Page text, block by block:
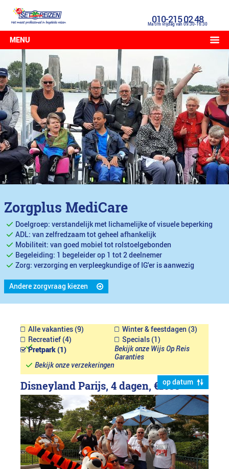
010-215 02 48
Ma t/m vrijdag van 09:30-16:30
MENU
Zorgplus MediCare
Doelgroep: verstandelijk met lichamelijke of visuele beperking
ADL: van zelfredzaam tot geheel afhankelijk
Mobiliteit: van goed mobiel tot rolstoelgebonden
Begeleiding: 1 begeleider op 1 tot 2 deelnemer
Zorg: verzorging en verpleegkundige of IG'er is aanwezig
Andere zorgvraag kiezen
Alle vakanties (9)
Winter & feestdagen (3)
Recreatief (4)
Specials (1)
Pretpark (1)
Bekijk onze Wijs Op Reis
Garanties
Bekijk onze verzekeringen
op datum
Disneyland Parijs, 4 dagen, €1699